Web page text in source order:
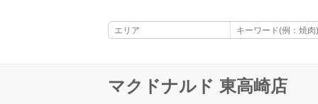
マクドナルド 東高崎店